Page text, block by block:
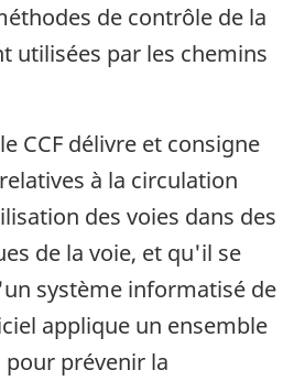
de contrôle de la
utilisées par les chemins
CCF délivre et consigne
à la circulation
des voies dans des
de la voie, et qu'il se
système informatisé de
applique un ensemble
pour prévenir la